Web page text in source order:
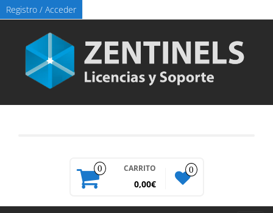
Registro / Acceder
0 CARRITO
0,00€
0